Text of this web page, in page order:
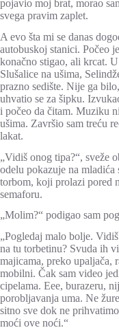
pojavio moj brat, morao
svega pravim zaplet.
A evo šta mi se danas
autobuskoj stanici. Počeo
konačno stigao, ali krcat.
Slušalice na ušima,
prazno sedište. Nije ga
uhvatio se za šipku.
i počeo da čitam. Muziku
ušima. Završio sam treću
lakat.
„Vidiš onog tipa?“, sveže
odelu pokazuje na mladića
torbom, koji prolazi pored
semaforu.
„Molim?“ podigao sam
„Pogledaj malo bolje.
na tu torbetinu? Svuda ih
majicama, preko upaljača,
mobilni. Čak sam video
cipelama. Eee, burazeru,
porobljavanja uma. Ne
sitno sve dok ne
moći ove noći.“